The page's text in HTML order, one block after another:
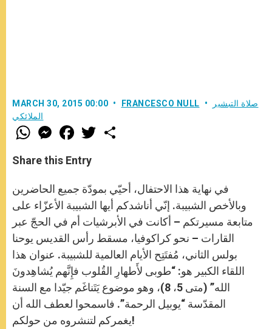
MARCH 30, 2015 00:00 FRANCESCO NULL
صلاة التبشير
الملائكي
W
h
t
s
p
p
M
e
s
e
g
e
r
F
a
e
b
o
k
w
Share this Entry
في نهاية هذا الاحتفال، أحيّي بمودّة جميع الحاضرين
وبالأخص الشبيبة. إنّي أناشدكم أيها الشبيبة الأعزّاء على
متابعة مسيرتكم – أكانت في الأبرشيات أم في الحجّ عبر
القارات – نحو كراكوفيا، مسقط رأس القديس يوحنا
بولس الثاني، مُفتَتِح الأيام العالمية للشبيبة. عنوان هذا
اللقاء الكبير هو: “طوبى لأَطهارِ القُلوب فإِنَّهم يُشاهِدونَ
الله” (متى 5، 8)، وهو موضوع يَتَناغَم جيّدا مع السنة
المقدّسة “يوبيل الرحمة”. فاسمحوا لعطف الله أن
يغمركم لتنشروه من حولكم!